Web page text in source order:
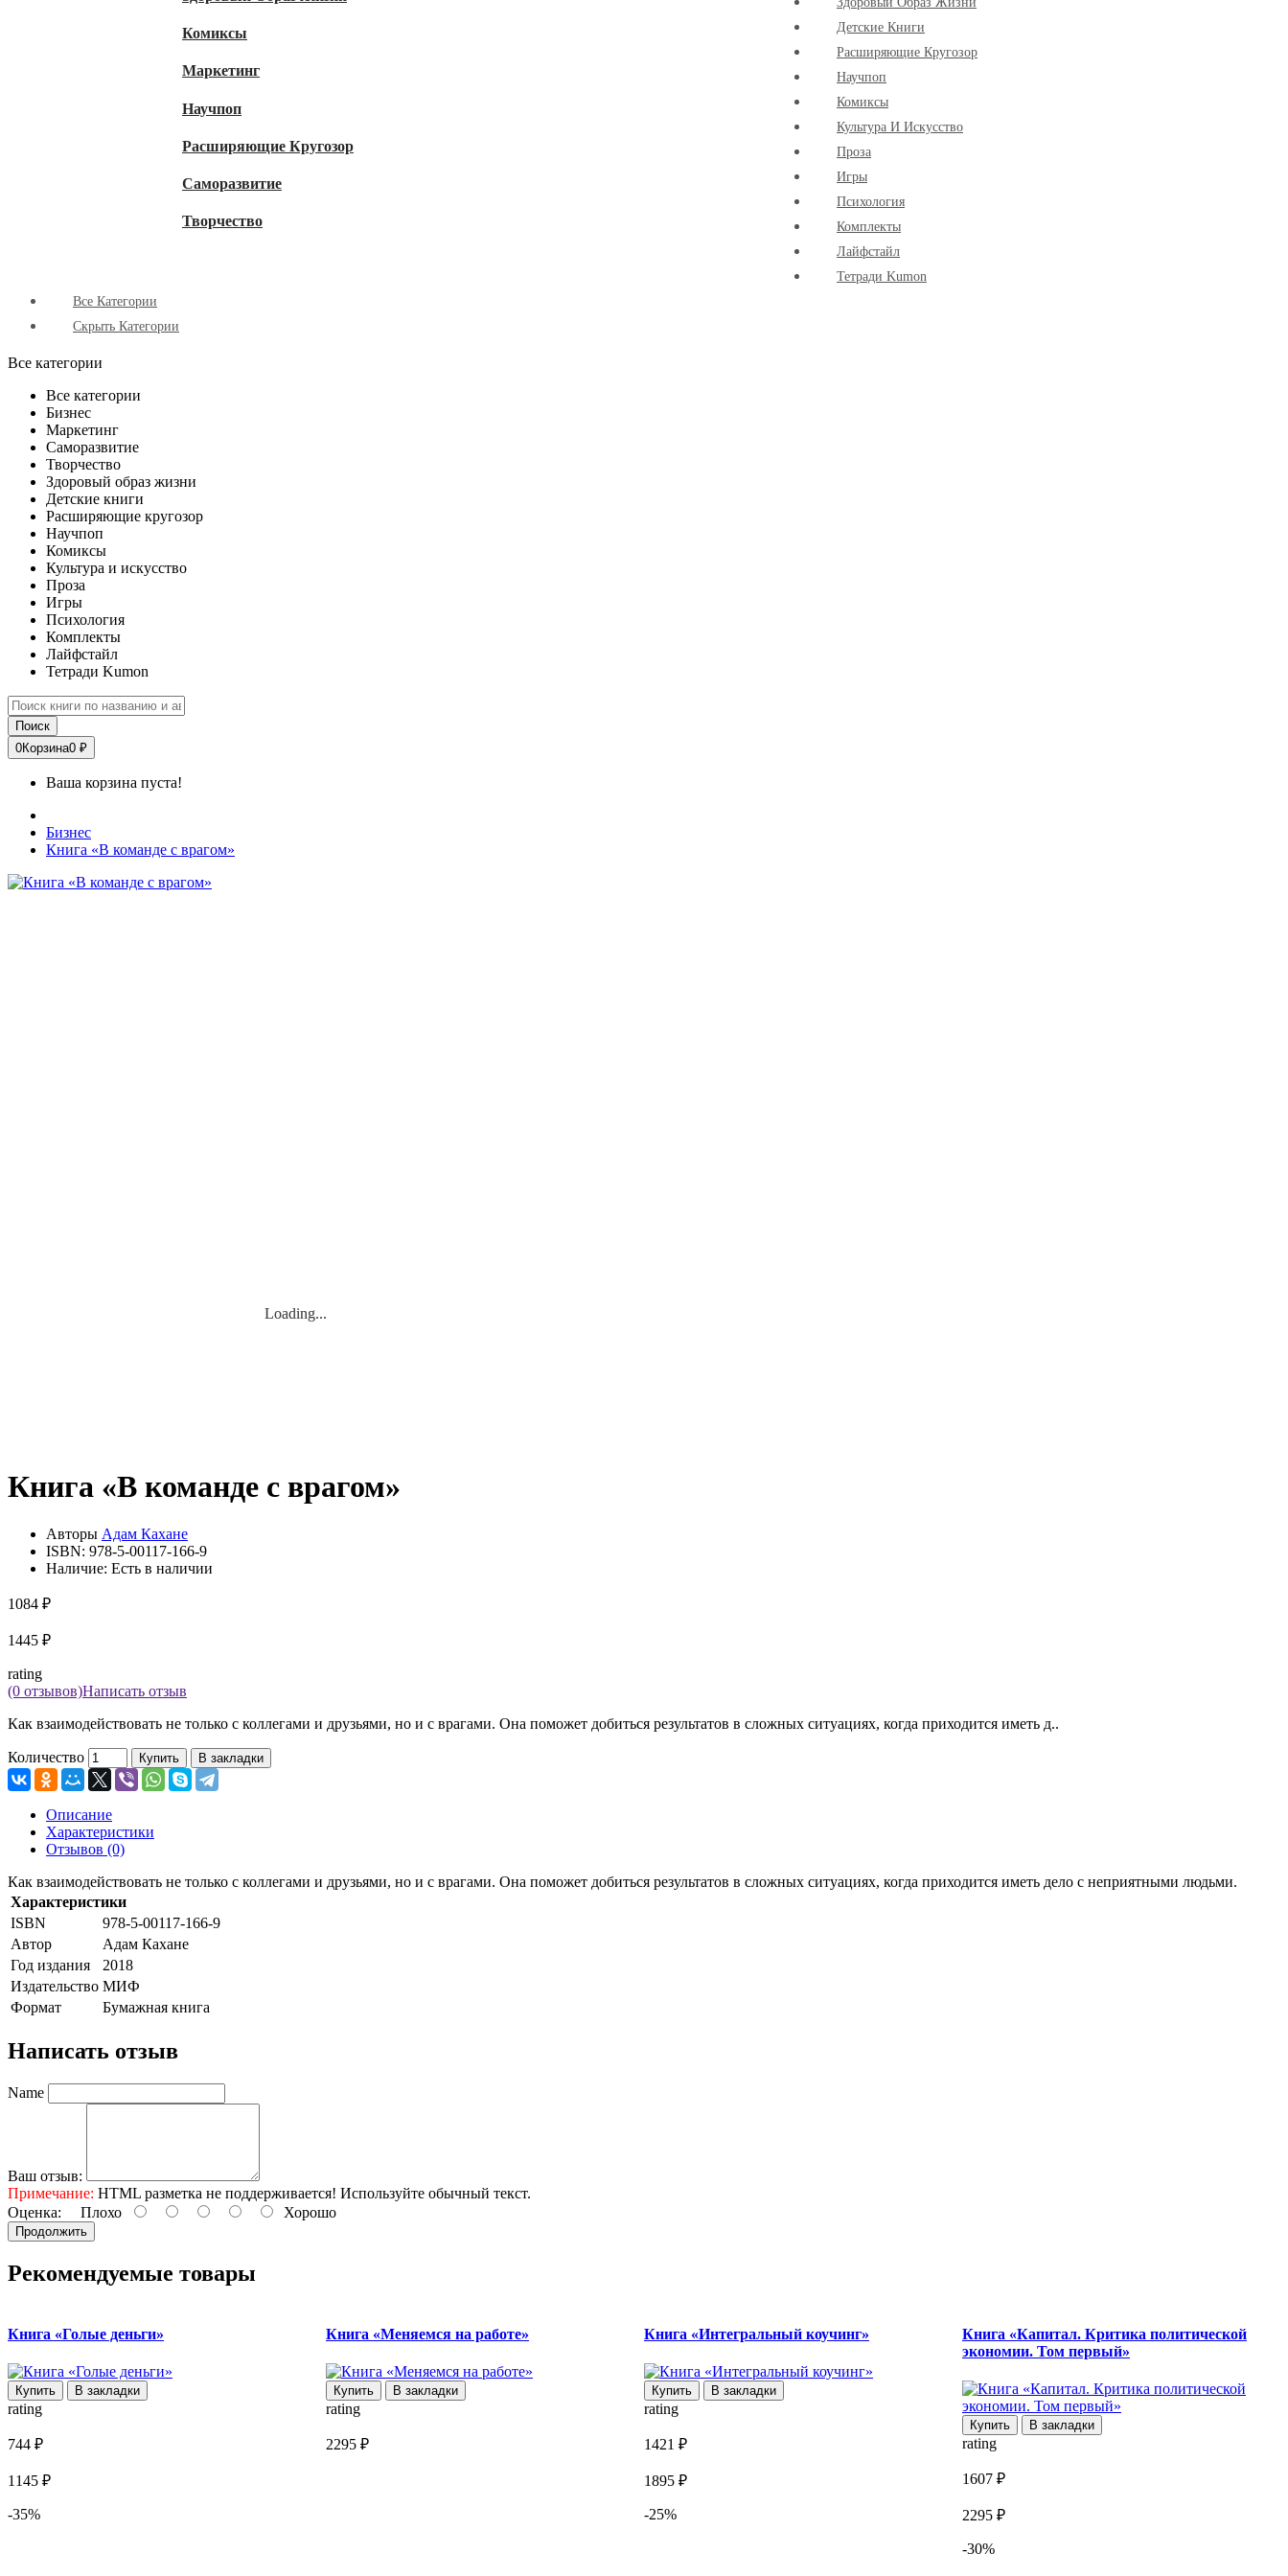
Комиксы
Маркетинг
Научпоп
Расширяющие Кругозор
Cаморазвитие
Творчество
Детские Книги
Расширяющие Кругозор
Научпоп
Комиксы
Культура И Искусство
Проза
Игры
Психология
Комплекты
Лайфстайл
Тетради Kumon
Все Категории
Скрыть Категории
Все категории
Все категории
Бизнес
Маркетинг
Саморазвитие
Творчество
Здоровый образ жизни
Детские книги
Расширяющие кругозор
Научпоп
Комиксы
Культура и искусство
Проза
Игры
Психология
Комплекты
Лайфстайл
Тетради Kumon
Поиск
0Корзина0 ₽
Ваша корзина пуста!
Бизнес
Книга «В команде с врагом»
Loading...
Loading...
Книга «В команде с врагом»
Авторы Адам Кахане
ISBN: 978-5-00117-166-9
Наличие: Есть в наличии
1084 ₽
1445 ₽
rating
(0 отзывов)Написать отзыв
Как взаимодействовать не только с коллегами и друзьями, но и с врагами. Она поможет добиться результатов в сложных ситуациях, когда приходится иметь д..
Количество Купить В закладки
Описание
Характеристики
Отзывов (0)
Как взаимодействовать не только с коллегами и друзьями, но и с врагами. Она поможет добиться результатов в сложных ситуациях, когда приходится иметь дело с неприятными людьми.
Характеристики
ISBN
978-5-00117-166-9
Автор
Адам Кахане
Год издания
2018
Издательство МИФ
Формат
Бумажная книга
Написать отзыв
Name
Ваш отзыв:
Примечание: HTML разметка не поддерживается! Используйте обычный текст.
Оценка: Плохо Хорошо
Продолжить
Рекомендуемые товары
Книга «Голые деньги»
Купить В закладки
rating
744 ₽
1145 ₽
-35%
Книга «Меняемся на работе»
Купить В закладки
rating
2295 ₽
Книга «Интегральный коучинг»
Купить В закладки
rating
1421 ₽
1895 ₽
-25%
Книга «Капитал. Критика политической
экономии. Том первый»
Купить В закладки
rating
1607 ₽
2295 ₽
-30%